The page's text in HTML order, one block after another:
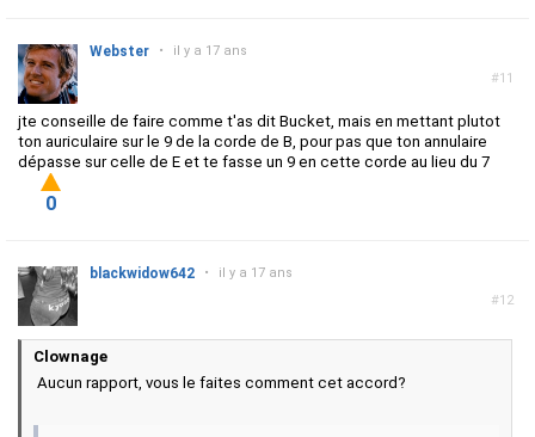
#11
Webster • il y a 17 ans
jte conseille de faire comme t'as dit Bucket, mais en mettant plutot
ton auriculaire sur le 9 de la corde de B, pour pas que ton annulaire
dépasse sur celle de E et te fasse un 9 en cette corde au lieu du 7
0
#12
blackwidow642 • il y a 17 ans
Clownage
Aucun rapport, vous le faites comment cet accord?